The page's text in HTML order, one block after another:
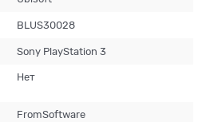
BLUS30028
Sony PlayStation 3
Нет
FromSoftware